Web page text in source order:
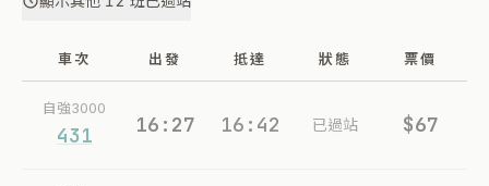
車次 出發 抵達 狀態 票價
自強3000
431 16:27 16:42 已過站 $67